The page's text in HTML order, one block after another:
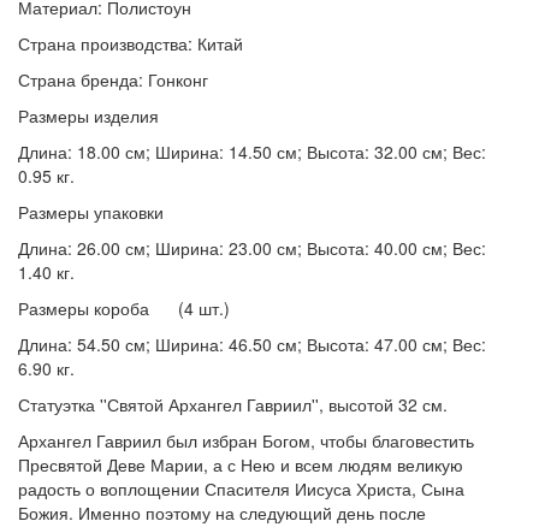
Материал: Полистоун
Страна производства: Китай
Страна бренда: Гонконг
Размеры изделия
Длина: 18.00 см; Ширина: 14.50 см; Высота: 32.00 см; Вес:
0.95 кг.
Размеры упаковки
Длина: 26.00 см; Ширина: 23.00 см; Высота: 40.00 см; Вес:
1.40 кг.
Размеры короба (4 шт.)
Длина: 54.50 см; Ширина: 46.50 см; Высота: 47.00 см; Вес:
6.90 кг.
Статуэтка ''Святой Архангел Гавриил'', высотой 32 см.
Архангел Гавриил был избран Богом, чтобы благовестить
Пресвятой Деве Марии, а с Нею и всем людям великую
радость о воплощении Спасителя Иисуса Христа, Сына
Божия. Именно поэтому на следующий день после